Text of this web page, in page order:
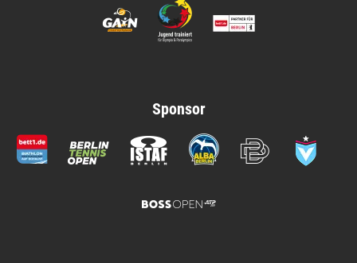
Sponsor